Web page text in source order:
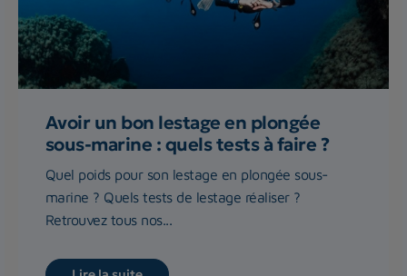
Avoir un bon lestage en plongée
sous-marine : quels tests à faire ?
Quel poids pour son lestage en plongée sous-
marine ? Quels tests de lestage réaliser ?
Retrouvez tous nos...